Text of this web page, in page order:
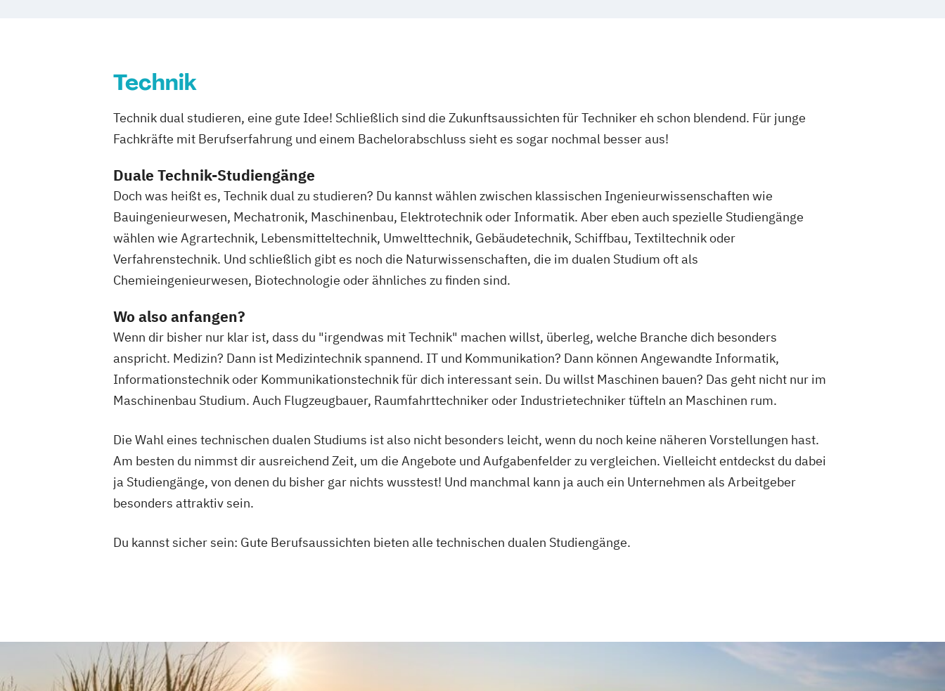
Technik
Technik dual studieren, eine gute Idee! Schließlich sind die Zukunftsaussichten für Techniker eh schon blendend. Für junge
Fachkräfte mit Berufserfahrung und einem Bachelorabschluss sieht es sogar nochmal besser aus!
Duale Technik-Studiengänge
Doch was heißt es, Technik dual zu studieren? Du kannst wählen zwischen klassischen Ingenieurwissenschaften wie
Bauingenieurwesen, Mechatronik, Maschinenbau, Elektrotechnik oder Informatik. Aber eben auch spezielle Studiengänge
wählen wie Agrartechnik, Lebensmitteltechnik, Umwelttechnik, Gebäudetechnik, Schiffbau, Textiltechnik oder
Verfahrenstechnik. Und schließlich gibt es noch die Naturwissenschaften, die im dualen Studium oft als
Chemieingenieurwesen, Biotechnologie oder ähnliches zu finden sind.
Wo also anfangen?
Wenn dir bisher nur klar ist, dass du "irgendwas mit Technik" machen willst, überleg, welche Branche dich besonders
anspricht. Medizin? Dann ist Medizintechnik spannend. IT und Kommunikation? Dann können Angewandte Informatik,
Informationstechnik oder Kommunikationstechnik für dich interessant sein. Du willst Maschinen bauen? Das geht nicht nur im
Maschinenbau Studium. Auch Flugzeugbauer, Raumfahrttechniker oder Industrietechniker tüfteln an Maschinen rum.
Die Wahl eines technischen dualen Studiums ist also nicht besonders leicht, wenn du noch keine näheren Vorstellungen hast.
Am besten du nimmst dir ausreichend Zeit, um die Angebote und Aufgabenfelder zu vergleichen. Vielleicht entdeckst du dabei
ja Studiengänge, von denen du bisher gar nichts wusstest! Und manchmal kann ja auch ein Unternehmen als Arbeitgeber
besonders attraktiv sein.
Du kannst sicher sein: Gute Berufsaussichten bieten alle technischen dualen Studiengänge.